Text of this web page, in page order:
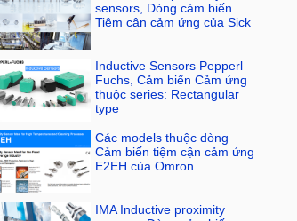
sensors, Dòng cảm biến
Tiệm cận cảm ứng của Sick
Inductive Sensors Pepperl
Fuchs, Cảm biến Cảm ứng
thuộc series: Rectangular
type
Các models thuộc dòng
Cảm biến tiệm cận cảm ứng
E2EH của Omron
IMA Inductive proximity